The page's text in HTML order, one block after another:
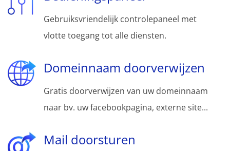
Gebruiksvriendelijk controlepaneel met
vlotte toegang tot alle diensten.
Domeinnaam doorverwijzen
Gratis doorverwijzen van uw domeinnaam
naar bv. uw facebookpagina, externe site...
Mail doorsturen